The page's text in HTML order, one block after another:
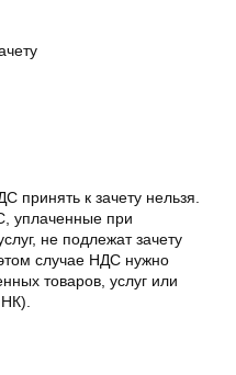
принять к зачету нельзя.
уплаченные при
не подлежат зачету
случае НДС нужно
товаров, услуг или